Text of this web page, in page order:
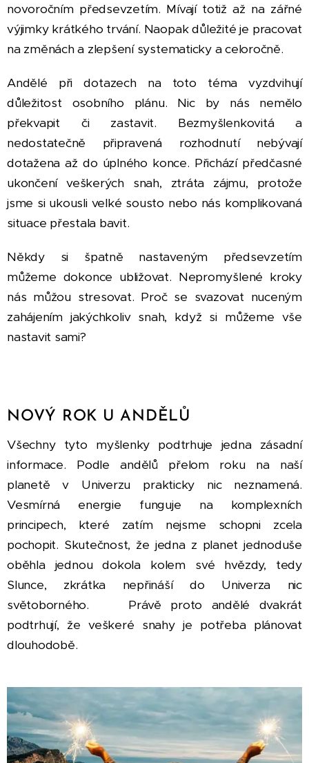
novoročním předsevzetím. Mívají totiž až na zářné
výjimky krátkého trvání. Naopak důležité je pracovat
na změnách a zlepšení systematicky a celoročně.
Andělé při dotazech na toto téma vyzdvihují
důležitost osobního plánu. Nic by nás nemělo
překvapit či zastavit. Bezmyšlenkovitá a
nedostatečně připravená rozhodnutí nebývají
dotažena až do úplného konce. Přichází předčasné
ukončení veškerých snah, ztráta zájmu, protože
jsme si ukousli velké sousto nebo nás komplikovaná
situace přestala bavit.
Někdy si špatně nastaveným předsevzetím
můžeme dokonce ubližovat. Nepromyšlené kroky
nás můžou stresovat. Proč se svazovat nuceným
zahájením jakýchkoliv snah, když si můžeme vše
nastavit sami?
NOVÝ ROK U ANDĚLŮ
Všechny tyto myšlenky podtrhuje jedna zásadní
informace. Podle andělů přelom roku na naší
planetě v Univerzu prakticky nic neznamená.
Vesmírná energie funguje na komplexních
principech, které zatím nejsme schopni zcela
pochopit. Skutečnost, že jedna z planet jednoduše
oběhla jednou dokola kolem své hvězdy, tedy
Slunce, zkrátka nepřináší do Univerza nic
světoborného. 😊 Právě proto andělé dvakrát
podtrhují, že veškeré snahy je potřeba plánovat
dlouhodobě.